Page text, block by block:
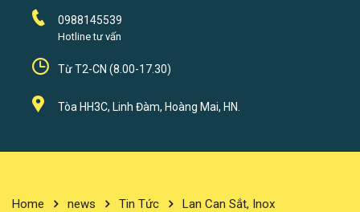
0988145539
Hotline tư vấn
Từ T2-CN (8.00-17.30)
Tòa HH3C, Linh Đàm, Hoàng Mai, HN.
Home news Tin Tức Lan Can Sắt, Inox